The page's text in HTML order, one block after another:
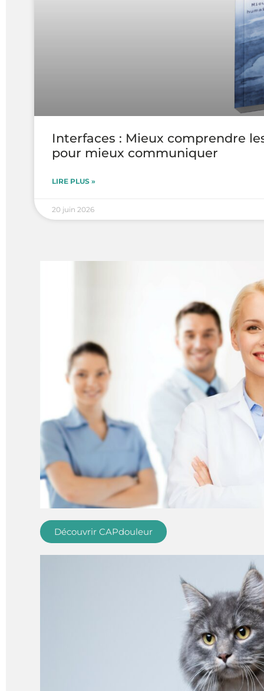
Interfaces : Mieux comprendre
pour mieux communiquer
LIRE PLUS »
20 juin 2026
Découvrir CAPdouleur